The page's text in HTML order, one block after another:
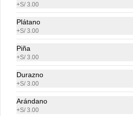
S/ 12.00
+S/ 3.00
Plátano
+S/ 3.00
Piña
+S/ 3.00
Durazno
+S/ 3.00
Arándano
+S/ 3.00